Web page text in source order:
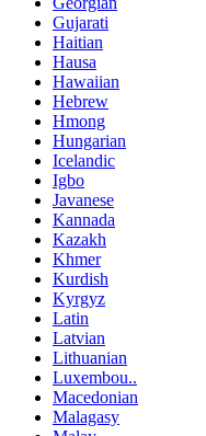
Gujarati
Haitian
Hausa
Hawaiian
Hebrew
Hmong
Hungarian
Icelandic
Igbo
Javanese
Kannada
Kazakh
Khmer
Kurdish
Kyrgyz
Latin
Latvian
Lithuanian
Luxembou..
Macedonian
Malagasy